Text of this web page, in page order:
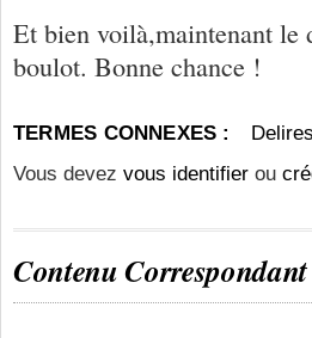
Et bien voilà,maintenant le
boulot. Bonne chance !
TERMES CONNEXES : Delires
Vous devez vous identifier ou
Contenu Correspondant